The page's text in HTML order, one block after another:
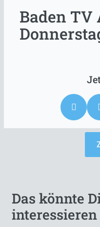
Baden
Das könnte
interessieren